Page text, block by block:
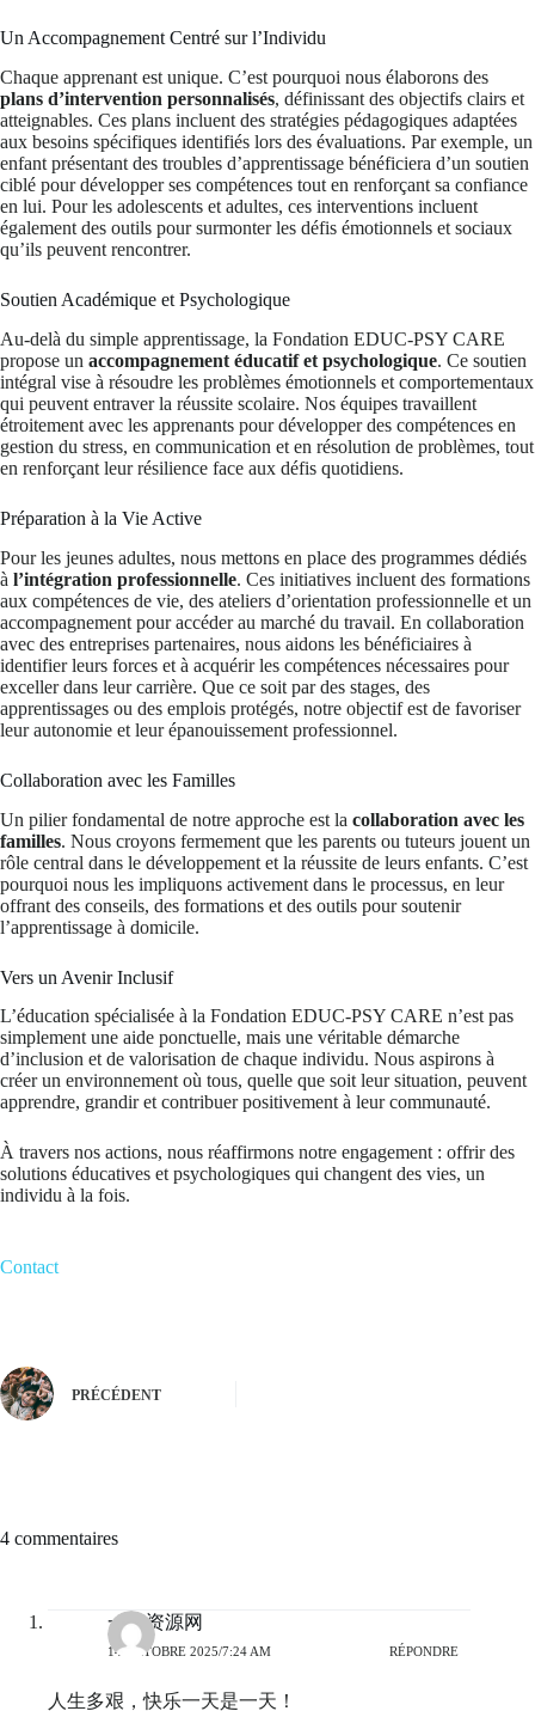
Un Accompagnement Centré sur l’Individu
Chaque apprenant est unique. C’est pourquoi nous élaborons des
plans d’intervention personnalisés, définissant des objectifs clairs et
atteignables. Ces plans incluent des stratégies pédagogiques adaptées
aux besoins spécifiques identifiés lors des évaluations. Par exemple, un
enfant présentant des troubles d’apprentissage bénéficiera d’un soutien
ciblé pour développer ses compétences tout en renforçant sa confiance
en lui. Pour les adolescents et adultes, ces interventions incluent
également des outils pour surmonter les défis émotionnels et sociaux
qu’ils peuvent rencontrer.
Soutien Académique et Psychologique
Au-delà du simple apprentissage, la Fondation EDUC-PSY CARE
propose un accompagnement éducatif et psychologique. Ce soutien
intégral vise à résoudre les problèmes émotionnels et comportementaux
qui peuvent entraver la réussite scolaire. Nos équipes travaillent
étroitement avec les apprenants pour développer des compétences en
gestion du stress, en communication et en résolution de problèmes, tout
en renforçant leur résilience face aux défis quotidiens.
Préparation à la Vie Active
Pour les jeunes adultes, nous mettons en place des programmes dédiés
à l’intégration professionnelle. Ces initiatives incluent des formations
aux compétences de vie, des ateliers d’orientation professionnelle et un
accompagnement pour accéder au marché du travail. En collaboration
avec des entreprises partenaires, nous aidons les bénéficiaires à
identifier leurs forces et à acquérir les compétences nécessaires pour
exceller dans leur carrière. Que ce soit par des stages, des
apprentissages ou des emplois protégés, notre objectif est de favoriser
leur autonomie et leur épanouissement professionnel.
Collaboration avec les Familles
Un pilier fondamental de notre approche est la collaboration avec les
familles. Nous croyons fermement que les parents ou tuteurs jouent un
rôle central dans le développement et la réussite de leurs enfants. C’est
pourquoi nous les impliquons activement dans le processus, en leur
offrant des conseils, des formations et des outils pour soutenir
l’apprentissage à domicile.
Vers un Avenir Inclusif
L’éducation spécialisée à la Fondation EDUC-PSY CARE n’est pas
simplement une aide ponctuelle, mais une véritable démarche
d’inclusion et de valorisation de chaque individu. Nous aspirons à
créer un environnement où tous, quelle que soit leur situation, peuvent
apprendre, grandir et contribuer positivement à leur communauté.
À travers nos actions, nous réaffirmons notre engagement : offrir des
solutions éducatives et psychologiques qui changent des vies, un
individu à la fois.
Contact
PRÉCÉDENT
4 commentaires
一九资源网
14 OCTOBRE 2025/7:24 AM RÉPONDRE
人生多艰，快乐一天是一天！